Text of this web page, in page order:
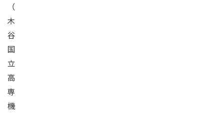
（
木
谷
国
立
高
専
機